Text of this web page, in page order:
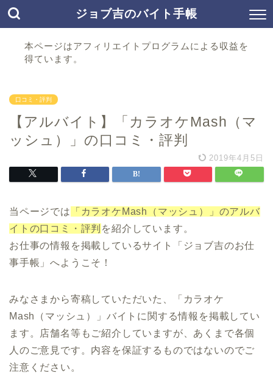
ジョブ吉のバイト手帳
本ページはアフィリエイトプログラムによる収益を
得ています。
口コミ・評判
【アルバイト】「カラオケMash（マ
ッシュ）」の口コミ・評判
2019年4月5日
当ページでは
「カラオケMash（マッシュ）」のアルバ
イトの口コミ・評判 を紹介しています。
お仕事の情報を掲載しているサイト「ジョブ吉のお仕
事手帳」へようこそ！
みなさまから寄稿していただいた、「カラオケ
Mash（マッシュ）」バイトに関する情報を掲載してい
ます。店舗名等もご紹介していますが、あくまで各個
人のご意見です。内容を保証するものではないのでご
注意ください。